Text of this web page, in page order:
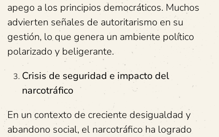
apego a los principios democráticos. Muchos
advierten señales de autoritarismo en su
gestión, lo que genera un ambiente político
polarizado y beligerante.
Crisis de seguridad e impacto del
narcotráfico
En un contexto de creciente desigualdad y
abandono social, el narcotráfico ha logrado